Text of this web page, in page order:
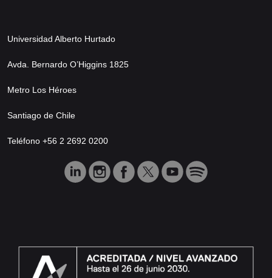
Universidad Alberto Hurtado
Avda. Bernardo O’Higgins 1825
Metro Los Héroes
Santiago de Chile
Teléfono +56 2 2692 0200